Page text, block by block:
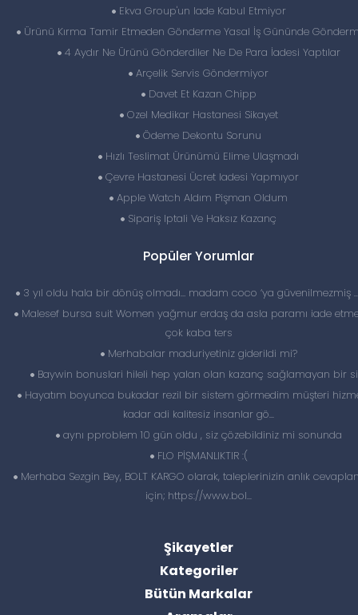
Ekva Group'un Iade Kabul Etmiyor
Ürünü Kırma Tamir Etmeden Gönderme Yasal İş Gününde
4 Aydır Ne Ürünü Gönderdiler Ne De Para İadesi Yaptılar
Arçelik Servis Göndermiyor
Davet Et Kazan Chipp
Ozel Medikar Hastanesi Sikayet
Ödeme Dekontu Sorunu
Hızlı Teslimat Ürünümü Elime Ulaşmadı
Çevre Hastanesi Ücret Iadesi Yapmıyor
Apple Watch Aldım Pişman Oldum
Sipariş Iptali Ve Haksız Kazanç
Popüler Yorumlar
3 yıl oldu hala bir dönüş olmadı… madam coco ‘ya güvenilmezmiş
Malesef bursa suit Women yağmur erdaş da asla paramı iade
çok kaba ters
Merhabalar maduriyetiniz giderildi mi?
Baywin bonuslari hileli hep yalan olan kazanç sağlamayan bir
Hayatım boyunca bukadar rezil bir sistem görmedim müşteri
kadar adi kalitesiz insanlar gö...
aynı pproblem 10 gün oldu , siz çözebildiniz mi sonunda
FLO PİŞMANLIKTIR :(
Merhaba Sezgin Bey, BOLT KARGO olarak, taleplerinizin anlık
için; https://www.bol...
Şikayetler
Kategoriler
Bütün Markalar